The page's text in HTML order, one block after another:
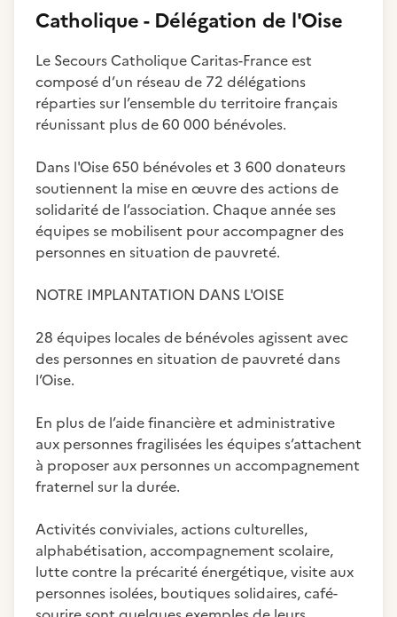
Catholique - Délégation de l'Oise
Le Secours Catholique Caritas-France est
composé d’un réseau de 72 délégations
réparties sur l’ensemble du territoire français
réunissant plus de 60 000 bénévoles.
Dans l'Oise 650 bénévoles et 3 600 donateurs
soutiennent la mise en œuvre des actions de
solidarité de l’association. Chaque année ses
équipes se mobilisent pour accompagner des
personnes en situation de pauvreté.
NOTRE IMPLANTATION DANS L'OISE
28 équipes locales de bénévoles agissent avec
des personnes en situation de pauvreté dans
l’Oise.
En plus de l’aide financière et administrative
aux personnes fragilisées les équipes s’attachent
à proposer aux personnes un accompagnement
fraternel sur la durée.
Activités conviviales, actions culturelles,
alphabétisation, accompagnement scolaire,
lutte contre la précarité énergétique, visite aux
personnes isolées, boutiques solidaires, café-